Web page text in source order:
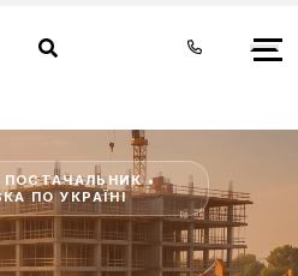
ПОСТАЧАЛЬНИК •
ПО УКРАЇНІ